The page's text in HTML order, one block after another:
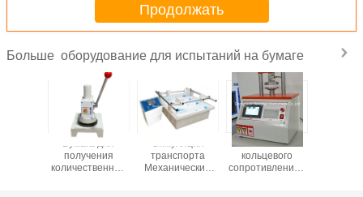
упаковки
Продолжать
Больше оборудование для испытаний на бумаге
Бумага для
получения
количественных
Симуляция
транспорта
Механический
Испытатель
кольцевого
сопротивления /